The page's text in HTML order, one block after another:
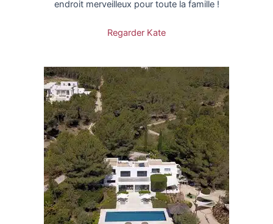
endroit merveilleux pour toute la famille !
Regarder Kate